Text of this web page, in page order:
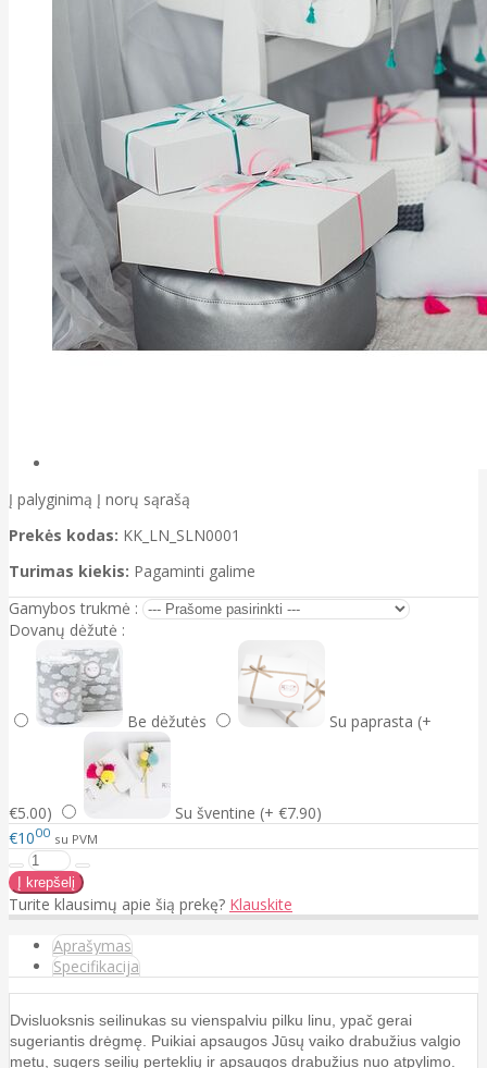
Į palyginimą Į norų sąrašą
Prekės kodas: KK_LN_SLN0001
Turimas kiekis: Pagaminti galime
Gamybos trukmė :
Dovanų dėžutė :
Be dėžutės Su paprasta (+
€5.00)
Su šventine (+ €7.90)
€1000 su PVM
Turite klausimų apie šią prekę? Klauskite
Aprašymas
Specifikacija
Dvisluoksnis seilinukas su vienspalviu pilku linu, ypač gerai
sugeriantis drėgmę. Puikiai apsaugos Jūsų vaiko drabužius valgio
metu, sugers seilių perteklių ir apsaugos drabužius nuo atpylimo.